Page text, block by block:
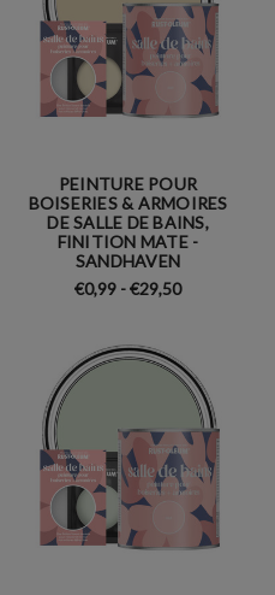
PEINTURE POUR
BOISERIES & ARMOIRES
DE SALLE DE BAINS,
FINITION MATE -
SANDHAVEN
€0,99 - €29,50